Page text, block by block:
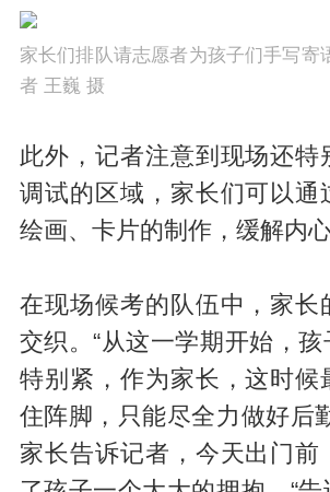
家长们排队请志愿者为孩子们手写寄
者 王巍 摄
此外，记者注意到现场还特
调试的区域，家长们可以通
绘画、卡片的制作，缓解内心
在现场候考的队伍中，家长
交织。“从这一学期开始，
特别紧，作为家长，这时候
住阵脚，只能尽全力做好后
家长告诉记者，今天出门前